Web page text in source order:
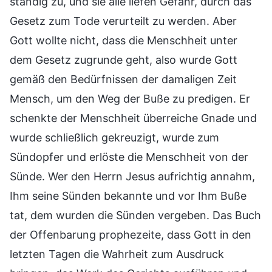
Gesetz zum Tode verurteilt zu werden. Aber
Gott wollte nicht, dass die Menschheit unter
dem Gesetz zugrunde geht, also wurde Gott
gemäß den Bedürfnissen der damaligen Zeit
Mensch, um den Weg der Buße zu predigen. Er
schenkte der Menschheit überreiche Gnade und
wurde schließlich gekreuzigt, wurde zum
Sündopfer und erlöste die Menschheit von der
Sünde. Wer den Herrn Jesus aufrichtig annahm,
Ihm seine Sünden bekannte und vor Ihm Buße
tat, dem wurden die Sünden vergeben. Das Buch
der Offenbarung prophezeite, dass Gott in den
letzten Tagen die Wahrheit zum Ausdruck